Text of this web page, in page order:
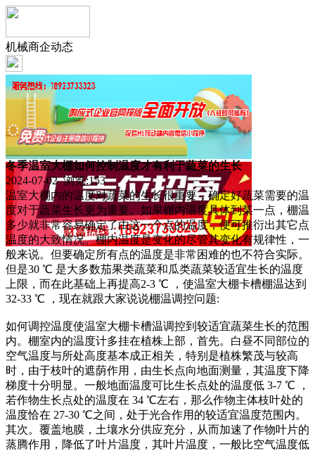
机械商企动态
冬季温室大棚如何控制温度才有利于蔬菜的生长
2024-07-02 浏览:153
温室大棚内的温度对蔬菜的生长很重要，确定好蔬菜需要的温
度对于蔬菜生长更为重要。如果棚内温度具体到某一点，棚温
多少就非常容易确定了由这一个点的温度，便可推衍出其它点
温度的大致情况。棚内温度是变化的尽管其变化有规律性，一
般来说。但要确定所有点的温度是非常困难的也不符合实际。
但是30 ℃ 是大多数茄果类蔬菜和瓜类蔬菜较适宜生长的温度
上限，而在此基础上再提高2-3 ℃ ，使温室大棚卡槽棚温达到
32-33 ℃ ，现在就跟大家说说棚温调控问题:
如何调控温度使温室大棚卡槽温调控到较适宜蔬菜生长的范围
内。棚室内的温度计多挂在植株上部，首先。白昼不同部位的
空气温度与所处高度基本成正相关，特别是植株繁茂与较高
时，由于枝叶的遮荫作用，由生长点向地面测量，其温度下降
梯度十分明显。一般地面温度可比生长点处的温度低 3-7 ℃ ，
若作物生长点处的温度在 34 ℃左右，那么作物主体枝叶处的
温度恰在 27-30 ℃之间，处于光合作用的较适宜温度范围内。
其次。覆盖地膜，土壤水分供应充分，从而加速了作物叶片的
蒸腾作用，降低了叶片温度，其叶片温度，一般比空气温度低